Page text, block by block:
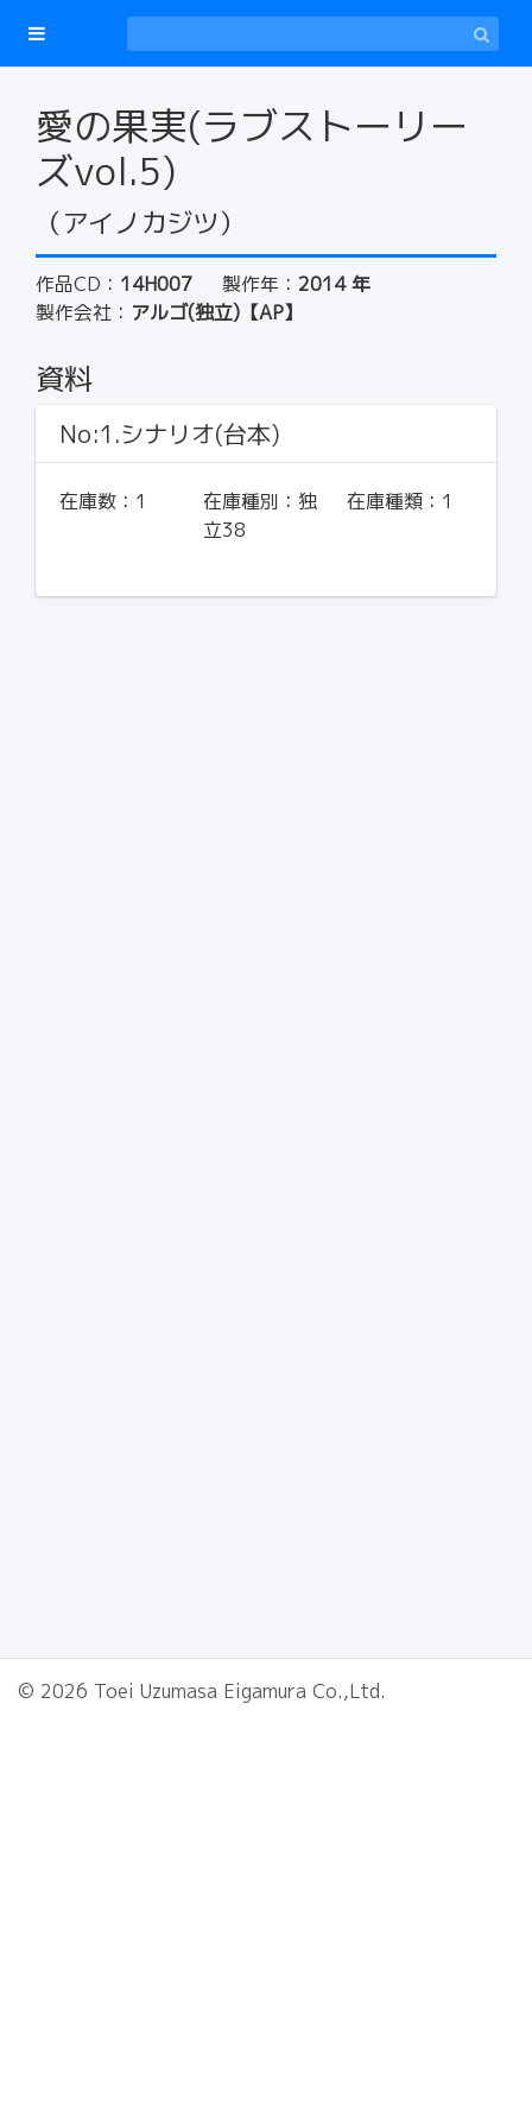
愛の果実(ラブストーリー
ズvol.5)
（アイノカジツ）
作品CD： 14H007 製作年： 2014 年
製作会社： アルゴ(独立)【AP】
資料
No:1.シナリオ(台本)
在庫数： 1 在庫種別： 独
立38
在庫種類： 1
© 2026 Toei Uzumasa Eigamura Co.,Ltd.